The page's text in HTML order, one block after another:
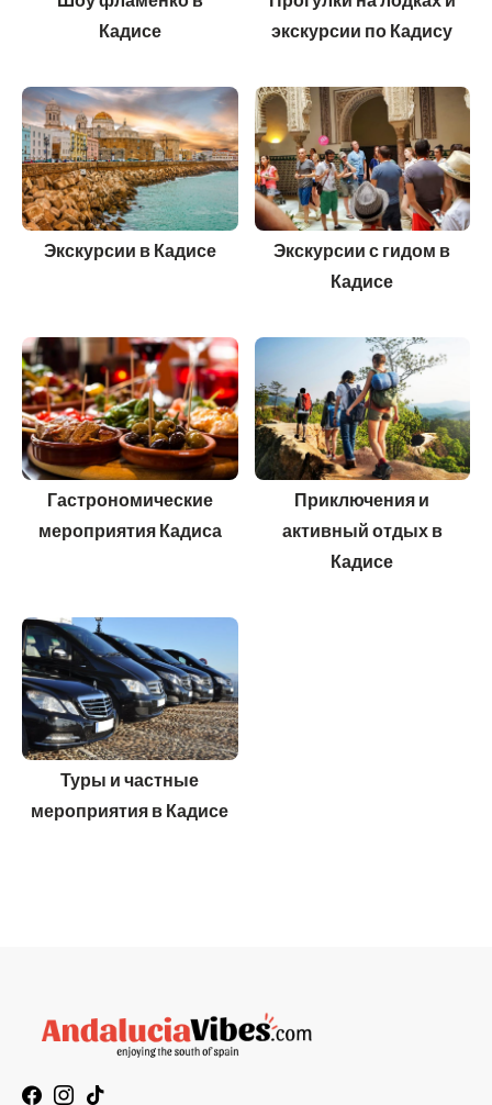
Кадисе
экскурсии по Кадису
Экскурсии в Кадисе
Экскурсии с гидом в
Кадисе
Гастрономические
мероприятия Кадиса
Приключения и
активный отдых в
Кадисе
Туры и частные
мероприятия в Кадисе